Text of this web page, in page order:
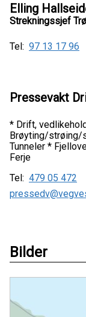
Elling
Strekningssjef
Tel: 97 13 17 96
Pressevakt
* Drift,
Brøyting/strøing/
Tunneler *
Ferje
Tel: 479 05 472
Bilder